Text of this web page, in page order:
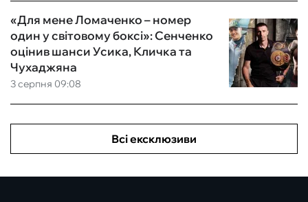
3 серпня 09:08
«Для мене Ломаченко – номер
один у світовому боксі»: Сенченко
оцінив шанси Усика, Кличка та
Чухаджяна
Всі ексклюзиви